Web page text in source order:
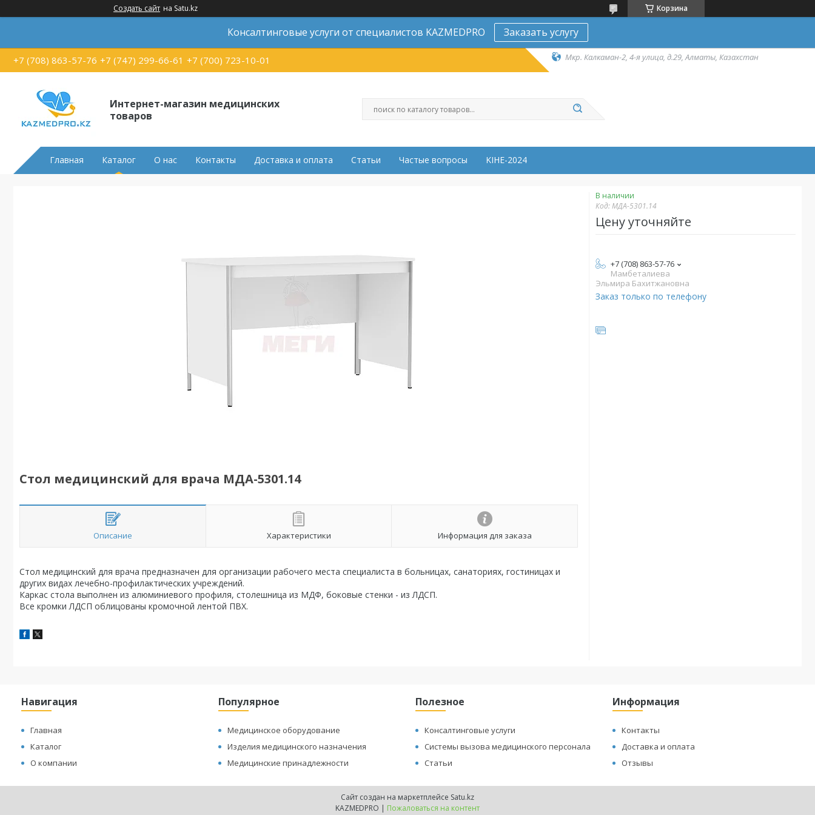
Создать сайт на Satu.kz Корзина
Консалтинговые услуги от специалистов KAZMEDPRO Заказать услугу
+7 (708) 863-57-76 +7 (747) 299-66-61 +7 (700) 723-10-01 Мкр. Калкаман-2, 4-я улица, д.29, Алматы, Казахстан
Интернет-магазин медицинских
товаров
Главная Каталог О нас Контакты Доставка и оплата Статьи Частые вопросы KIHE-2024
Стол медицинский для врача МДА-5301.14
Описание Характеристики Информация для заказа
Стол медицинский для врача предназначен для организации рабочего места специалиста в больницах, санаториях, гостиницах и
других видах лечебно-профилактических учреждений.
Каркас стола выполнен из алюминиевого профиля, столешница из МДФ, боковые стенки - из ЛДСП.
Все кромки ЛДСП облицованы кромочной лентой ПВХ.
В наличии
Код:МДА-5301.14
Цену уточняйте
+7 (708) 863-57-76
Мамбеталиева
Эльмира Бахитжановна
Заказ только по телефону
Навигация
Главная
Каталог
О компании
Популярное
Медицинское оборудование
Изделия медицинского назначения
Медицинские принадлежности
Полезное
Консалтинговые услуги
Системы вызова медицинского персонала
Статьи
Информация
Контакты
Доставка и оплата
Отзывы
Сайт создан на маркетплейсе Satu.kz
KAZMEDPRO | Пожаловаться на контент